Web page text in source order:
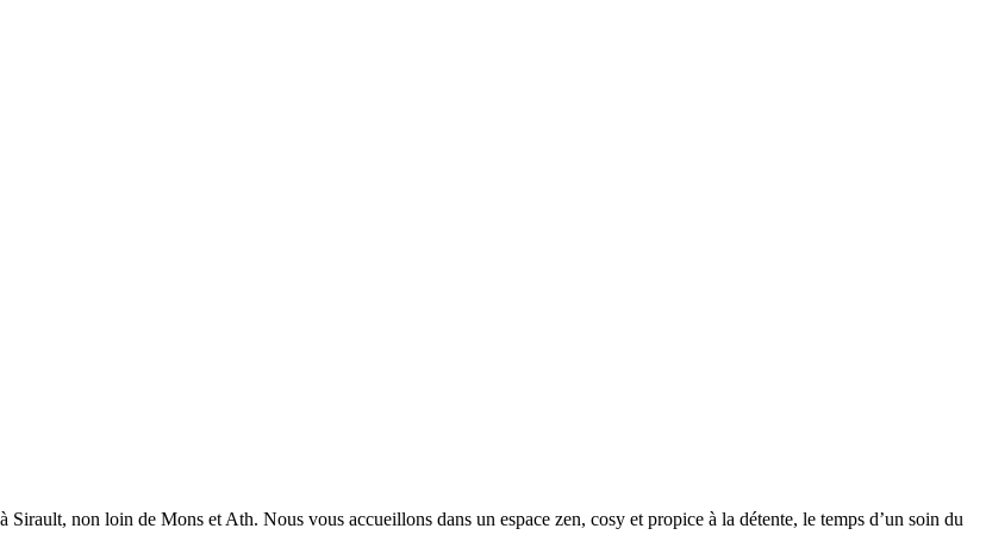
non loin de Mons et Ath. Nous vous accueillons dans un espace zen, cosy et propice à la détente, le temps d’un soin du